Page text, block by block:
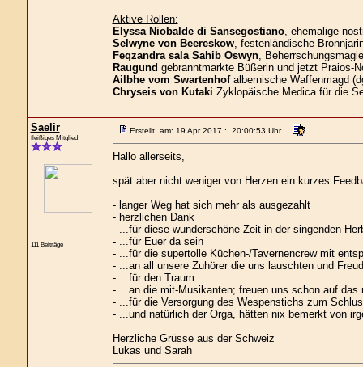
Aktive Rollen:
Elyssa Niobalde di Sansegostiano, ehemalige
Selwyne von Beereskow, festenländische
Feqzandra sala Sahib Oswyn,
Raugund gebranntmarkte Büßerin und jetzt Praios-
Ailbhe vom Swartenhofalbernische Waffenmagd
Chryseis von Kutaki Zyklopäische Medica für die
Saelir
fleißiges Mitglied
111 Beiträge
Erstellt am: 19 Apr 2017 : 20:00:53 Uhr
Hallo allerseits,
spät aber nicht weniger von Herzen ein kurzes
- langer Weg hat sich mehr als ausgezahlt
- herzlichen Dank
- ...für diese wunderschöne Zeit in der singenden
- ...für Euer da sein
- ...für die supertolle Küchen-/Tavernencrew mit
- ...an all unsere Zuhörer die uns lauschten und
- ...für den Traum
- ...an die mit-Musikanten; freuen uns schon auf das
- ...für die Versorgung des Wespenstichs zum
- ...und natürlich der Orga, hätten nix bemerkt von
Herzliche Grüsse aus der Schweiz
Lukas und Sarah